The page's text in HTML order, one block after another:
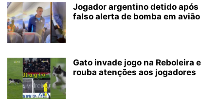
Jogador argentino detido após
falso alerta de bomba em avião
Gato invade jogo na Reboleira e
rouba atenções aos jogadores